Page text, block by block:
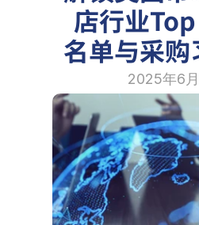
店行业
名单与采
2025年6月